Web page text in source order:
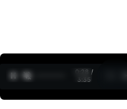
0:30 /
3:35